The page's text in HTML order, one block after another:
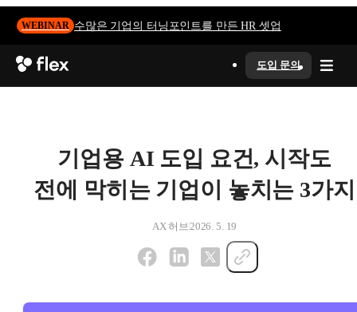
WEBINAR 수많은 기업의 터닝포인트를 만든 HR 셋업
도입 문의
기업용 AI 도입 요건, 시작도
전에 막히는 기업이 놓치는 3가지
AX 허브 2026. 5. 19